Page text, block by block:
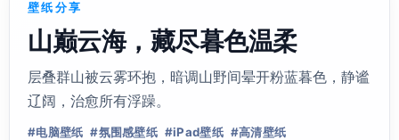
壁纸分享
山巅云海，藏尽暮色温柔
层叠群山被云雾环抱，暗调山野间晕开粉蓝暮色，静谧
辽阔，治愈所有浮躁。
#电脑壁纸 #氛围感壁纸 #iPad壁纸 #高清壁纸